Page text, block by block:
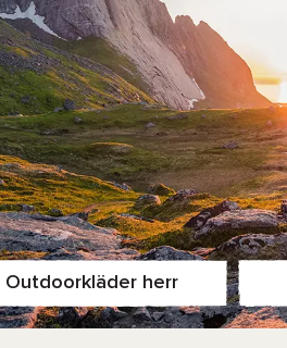
Outdoorkläder herr